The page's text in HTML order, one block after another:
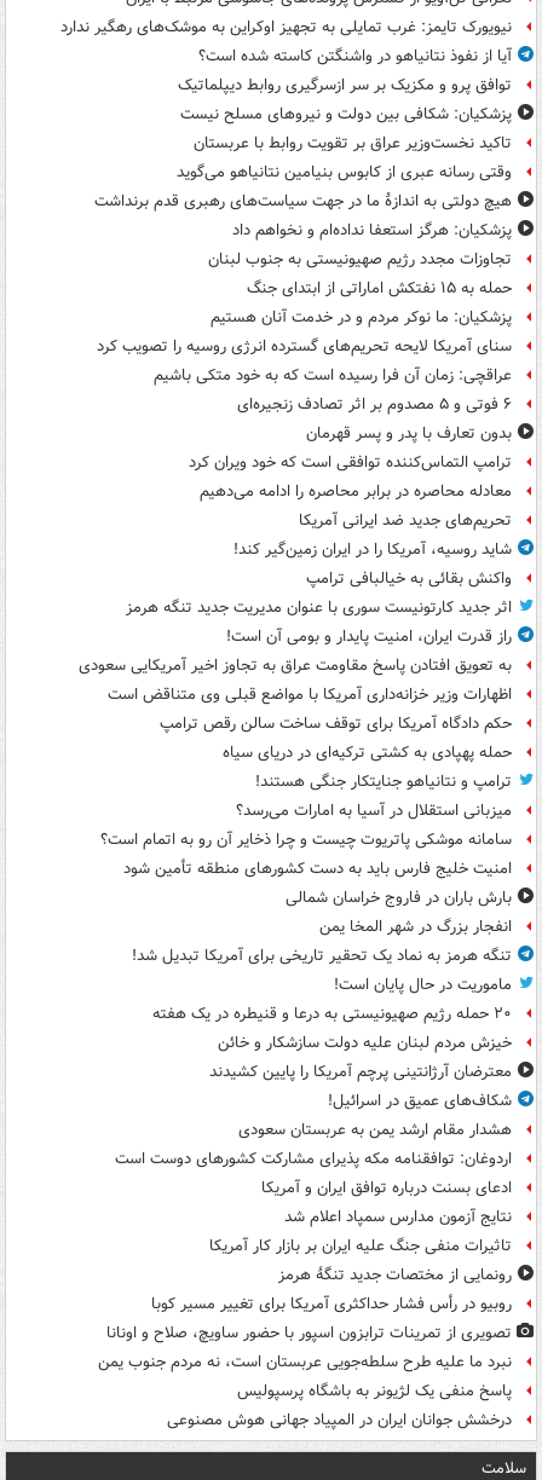
نیویورک تایمز: غرب تمایلی به تجهیز اوکراین به موشک‌های رهگیر ندارد
آیا از نفوذ نتانیاهو در واشنگتن کاسته شده است؟
توافق پرو و مکزیک بر سر ازسرگیری روابط دیپلماتیک
پزشکیان: شکافی بین دولت و نیروهای مسلح نیست
تاکید نخست‌وزیر عراق بر تقویت روابط با عربستان
وقتی رسانه عبری از کابوس بنیامین نتانیاهو می‌گوید
هیچ دولتی به اندازۀ ما در جهت سیاست‌های رهبری قدم برنداشت
پزشکیان: هرگز استعفا نداده‌ام و نخواهم داد
تجاوزات مجدد رژیم صهیونیستی به جنوب لبنان
حمله به ۱۵ نفتکش‌ اماراتی از ابتدای جنگ
پزشکیان: ما نوکر مردم و در خدمت آنان هستیم
سنای آمریکا لایحه تحریم‌های گسترده انرژی روسیه را تصویب کرد
عراقچی: زمان آن فرا رسیده است که به خود متکی باشیم
۶ فوتی و ۵ مصدوم بر اثر تصادف زنجیره‌ای
بدون تعارف با پدر و پسر قهرمان
ترامپ التماس‌کننده توافقی است که خود ویران کرد
معادله محاصره در برابر محاصره را ادامه می‌دهیم
تحریم‌های جدید ضد ایرانی آمریکا
شاید روسیه، آمریکا را در ایران زمین‌گیر کند!
واکنش بقائی به خیالبافی ترامپ
اثر جدید کارتونیست سوری با عنوان مدیریت جدید تنگه هرمز
راز قدرت ایران، امنیت پایدار و بومی آن است!
به تعویق افتادن پاسخ مقاومت عراق به تجاوز اخیر آمریکایی سعودی
اظهارات وزیر خزانه‌داری آمریکا با مواضع قبلی وی متناقض است
حکم دادگاه آمریکا برای توقف ساخت سالن رقص ترامپ
حمله پهپادی به کشتی ترکیه‌ای در دریای سیاه
ترامپ و نتانیاهو جنایتکار جنگی هستند!
میزبانی استقلال در آسیا به امارات می‌رسد؟
سامانه موشکی پاتریوت چیست و چرا ذخایر آن رو به اتمام است؟
امنیت خلیج فارس باید به دست کشورهای منطقه تأمین شود
بارش باران در فاروج خراسان شمالی
انفجار بزرگ در شهر المخا یمن
تنگه هرمز به نماد یک تحقیر تاریخی برای آمریکا تبدیل شد!
ماموریت در حال پایان است!
۲۰ حمله رژیم صهیونیستی به درعا و قنیطره در یک هفته
خیزش مردم لبنان علیه دولت سازشکار و خائن
معترضان آرژانتینی پرچم آمریکا را پایین کشیدند
شکاف‌های عمیق در اسرائیل!
هشدار مقام ارشد یمن به عربستان سعودی
اردوغان: توافقنامه مکه پذیرای مشارکت کشورهای دوست است
ادعای بسنت درباره توافق ایران و آمریکا
نتایج آزمون مدارس سمپاد اعلام شد
تاثیرات منفی جنگ علیه ایران بر بازار کار آمریکا
رونمایی از مختصات جدید تنگۀ هرمز
روبیو در رأس فشار حداکثری آمریکا برای تغییر مسیر کوبا
تصویری از تمرینات ترابزون اسپور با حضور ساویچ، صلاح و اونانا
نبرد ما علیه طرح سلطه‌جویی عربستان است، نه مردم جنوب یمن
پاسخ منفی یک لژیونر به باشگاه پرسپولیس
درخشش جوانان ایران در المپیاد جهانی هوش مصنوعی
سلامت